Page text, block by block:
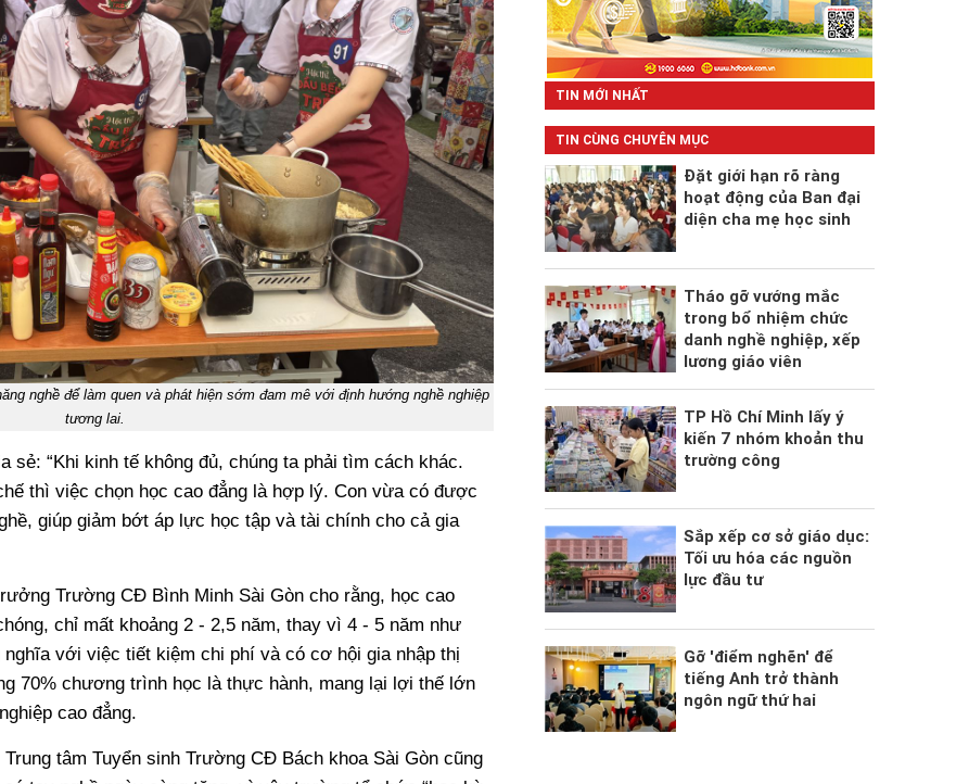
nghề để làm quen và phát hiện sớm đam mê với định hướng nghề nghiệp
tương lai.
sẻ: “Khi kinh tế không đủ, chúng ta phải tìm cách khác.
thì việc chọn học cao đẳng là hợp lý. Con vừa có được
giúp giảm bớt áp lực học tập và tài chính cho cả gia
Trường CĐ Bình Minh Sài Gòn cho rằng, học cao
chỉ mất khoảng 2 - 2,5 năm, thay vì 4 - 5 năm như
với việc tiết kiệm chi phí và có cơ hội gia nhập thị
70% chương trình học là thực hành, mang lại lợi thế lớn
cao đẳng.
tâm Tuyển sinh Trường CĐ Bách khoa Sài Gòn cũng
TIN MỚI NHẤT
TIN CÙNG CHUYÊN MỤC
Đặt giới hạn rõ ràng
hoạt động của Ban đại
diện cha mẹ học sinh
Tháo gỡ vướng mắc
trong bổ nhiệm chức
danh nghề nghiệp, xếp
lương giáo viên
TP Hồ Chí Minh lấy ý
kiến 7 nhóm khoản thu
trường công
Sắp xếp cơ sở giáo dục:
Tối ưu hóa các nguồn
lực đầu tư
Gỡ 'điểm nghẽn' để
tiếng Anh trở thành
ngôn ngữ thứ hai